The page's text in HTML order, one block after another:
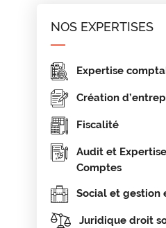
NOS EXPERTISES
Expertise
Création
Fiscalité
Audit et
Comptes
Social et gestion
Juridique droit